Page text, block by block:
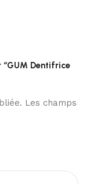
“GUM Dentifrice
Les champs